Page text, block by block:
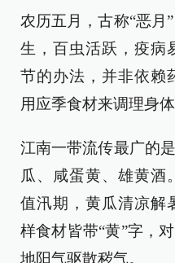
农历五月，古称“恶月
生，百虫活跃，疫病
节的办法，并非依
用应季食材来调理身
江南一带流传最广的
瓜、咸蛋黄、雄黄酒
值汛期，黄瓜清凉解
样食材皆带“黄”字，
地阳气驱散秽气。